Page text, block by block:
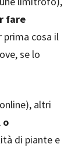
fare
prima cosa il
se lo
altri
o
di piante e